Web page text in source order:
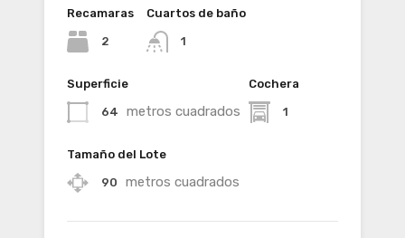
Recamaras
2
Cuartos de baño
1
Superficie
64 metros cuadrados
Cochera
1
Tamaño del Lote
90 metros cuadrados